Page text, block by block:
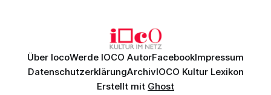
Über IocoWerde IOCO AutorFacebookImpressum
DatenschutzerklärungArchivIOCO Kultur Lexikon
Erstellt mit Ghost